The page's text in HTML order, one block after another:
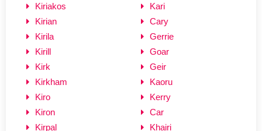
Kiriakos
Kirian
Kirila
Kirill
Kirk
Kirkham
Kiro
Kiron
Kirpal
Kari
Cary
Gerrie
Goar
Geir
Kaoru
Kerry
Car
Khairi